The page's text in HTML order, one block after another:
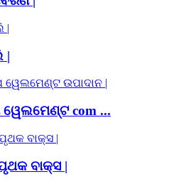
|
ୱେଲମେଣ୍ଟ com ...
ବାକ୍ସ |